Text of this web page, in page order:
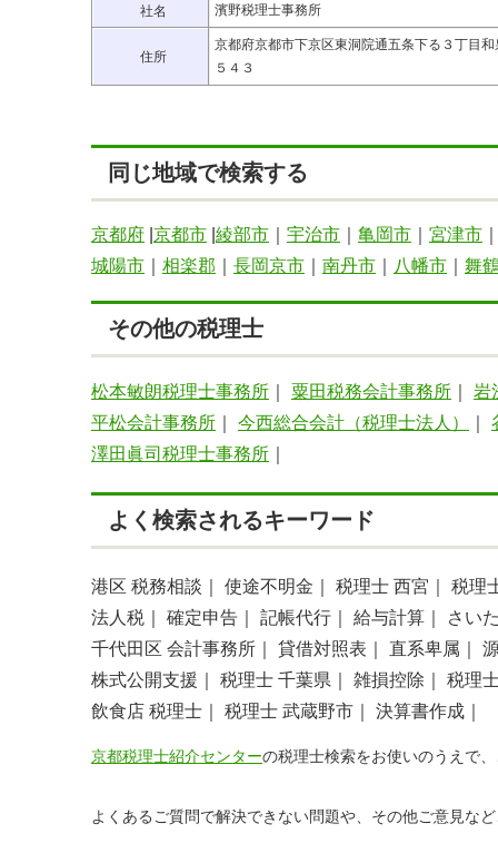
社名 濱野税理士事務所
住所
京都府京都市下京区東洞院通五条下る３丁目和
５４３
同じ地域で検索する
京都府 京都市 綾部市 宇治市 亀岡市 宮津市
城陽市
相楽郡 長岡京市 南丹市 八幡市 舞
その他の税理士
松本敏朗税理士事務所 粟田税務会計事務所 岩
平松会計事務所
今西総合会計（税理士法人）
澤田眞司税理士事務所
よく検索されるキーワード
港区 税務相談｜ 使途不明金｜ 税理士 西宮｜ 税理
法人税｜
確定申告｜ 記帳代行｜ 給与計算｜ さい
千代田区 会計事務所｜
貸借対照表｜ 直系卑属｜
株式公開支援｜
税理士 千葉県｜ 雑損控除｜ 税理
飲食店 税理士｜
税理士 武蔵野市｜ 決算書作成｜
京都税理士紹介センターの税理士検索をお使いのうえで
よくあるご質問で解決できない問題や、その他ご意見な